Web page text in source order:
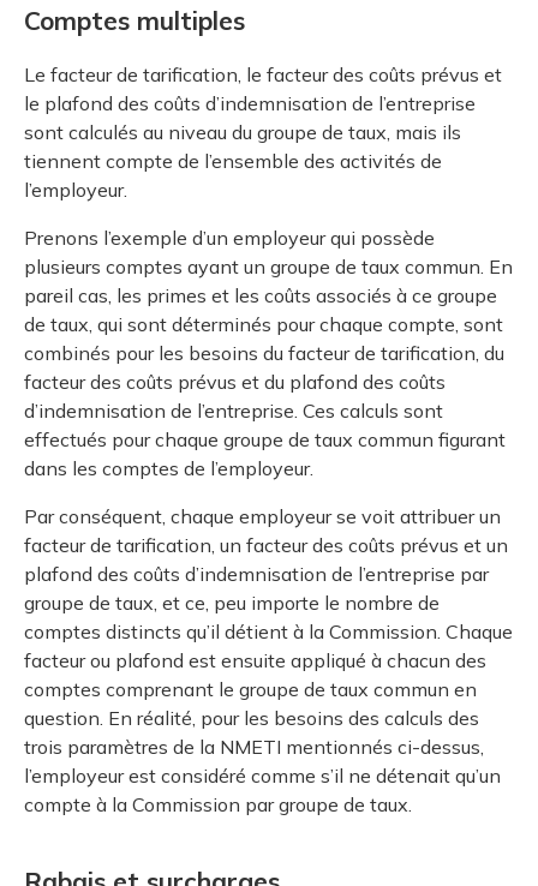
Comptes multiples
Le facteur de tarification, le facteur des coûts prévus et
le plafond des coûts d’indemnisation de l’entreprise
sont calculés au niveau du groupe de taux, mais ils
tiennent compte de l’ensemble des activités de
l’employeur.
Prenons l’exemple d’un employeur qui possède
plusieurs comptes ayant un groupe de taux commun. En
pareil cas, les primes et les coûts associés à ce groupe
de taux, qui sont déterminés pour chaque compte, sont
combinés pour les besoins du facteur de tarification, du
facteur des coûts prévus et du plafond des coûts
d’indemnisation de l’entreprise. Ces calculs sont
effectués pour chaque groupe de taux commun figurant
dans les comptes de l’employeur.
Par conséquent, chaque employeur se voit attribuer un
facteur de tarification, un facteur des coûts prévus et un
plafond des coûts d’indemnisation de l’entreprise par
groupe de taux, et ce, peu importe le nombre de
comptes distincts qu’il détient à la Commission. Chaque
facteur ou plafond est ensuite appliqué à chacun des
comptes comprenant le groupe de taux commun en
question. En réalité, pour les besoins des calculs des
trois paramètres de la NMETI mentionnés ci-dessus,
l’employeur est considéré comme s’il ne détenait qu’un
compte à la Commission par groupe de taux.